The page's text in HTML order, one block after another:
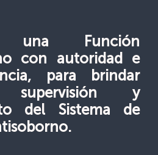
una Función
con autoridad e
para brindar
supervisión y
del Sistema de